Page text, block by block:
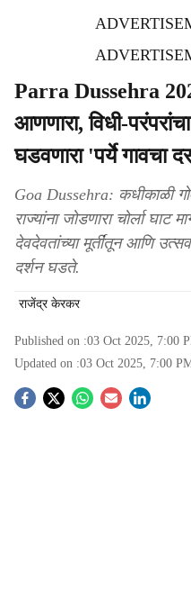
Parra Dussehra
आणणारा, विधी-
घडवणारा 'पर्ये गावचा
Goa Dussehra: कधीकाळी
राज्यांना जोडणारा चोर्ला घाट
देवदेवतांच्या मूर्तींतून आणि
दर्शन घडते.
राजेंद्र केरकर
Published on :03 Oct 2025, 7:00
Updated on :03 Oct 2025, 7:00
S